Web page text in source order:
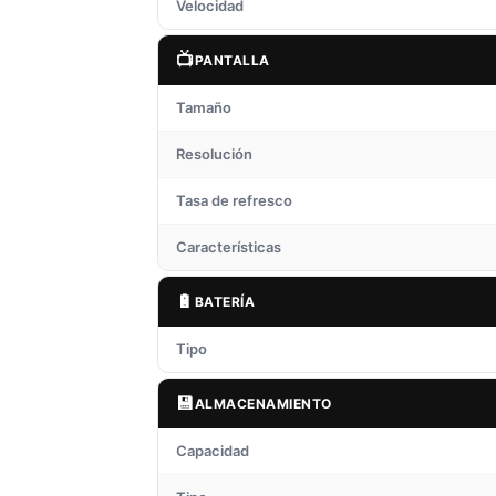
Velocidad
📺PANTALLA
Tamaño
Resolución
Tasa de refresco
Características
🔋 BATERÍA
Tipo
💾ALMACENAMIENTO
Capacidad